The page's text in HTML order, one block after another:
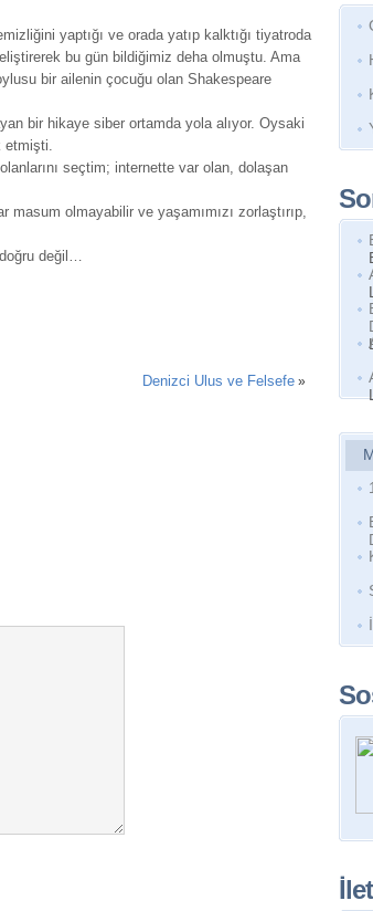
yaptığı ve orada yatıp kalktığı tiyatroda
bu gün bildiğimiz deha olmuştu. Ama
bir ailenin çocuğu olan Shakespeare
bir hikaye siber ortamda yola alıyor. Oysaki
etmişti.
seçtim; internette var olan, dolaşan
olmayabilir ve yaşamımızı zorlaştırıp,
değil…
Denizci Ulus ve Felsefe »